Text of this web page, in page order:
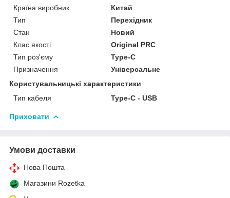
Країна виробник
Китай
Тип
Перехідник
Стан
Новий
Клас якості
Original PRC
Тип роз'єму
Type-C
Призначення
Універсальне
Користувальницькі характеристики
Тип кабеля
Type-C - USB
Приховати
Умови доставки
Нова Пошта
Магазини Rozetka